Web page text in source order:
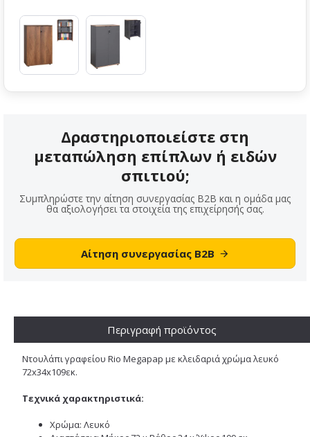
Δραστηριοποιείστε στη
μεταπώληση επίπλων ή ειδών
σπιτιού;
Συμπληρώστε την αίτηση συνεργασίας B2B και η ομάδα μας
θα αξιολογήσει τα στοιχεία της επιχείρησής σας.
Αίτηση συνεργασίας B2B
Περιγραφή προϊόντος
Ντουλάπι γραφείου Rio Megapap με κλειδαριά χρώμα λευκό
72x34x109εκ.
Τεχνικά χαρακτηριστικά:
Χρώμα: Λευκό